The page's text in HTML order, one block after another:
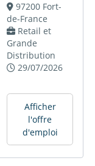
97200 Fort-
de-France
Retail et
Grande
Distribution
29/07/2026
Afficher
l'offre
d'emploi